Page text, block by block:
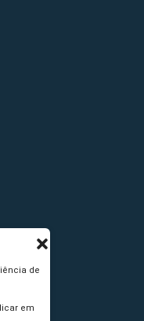
de
em